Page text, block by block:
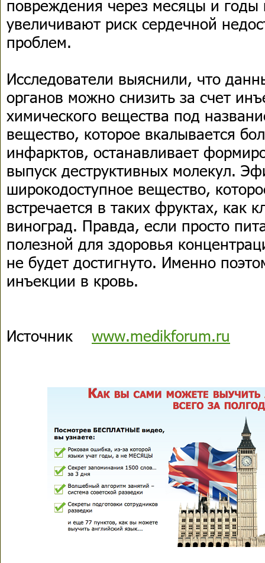
повреждения через месяцы и годы
увеличивают риск сердечной
проблем.
Исследователи выяснили, что
органов можно снизить за счет
химического вещества под
вещество, которое вкалывается
инфарктов, останавливает
выпуск деструктивных молекул.
широкодоступное вещество,
встречается в таких фруктах, как
виноград. Правда, если просто
полезной для здоровья
не будет достигнуто. Именно
инъекции в кровь.
Источник www.medikforum.ru